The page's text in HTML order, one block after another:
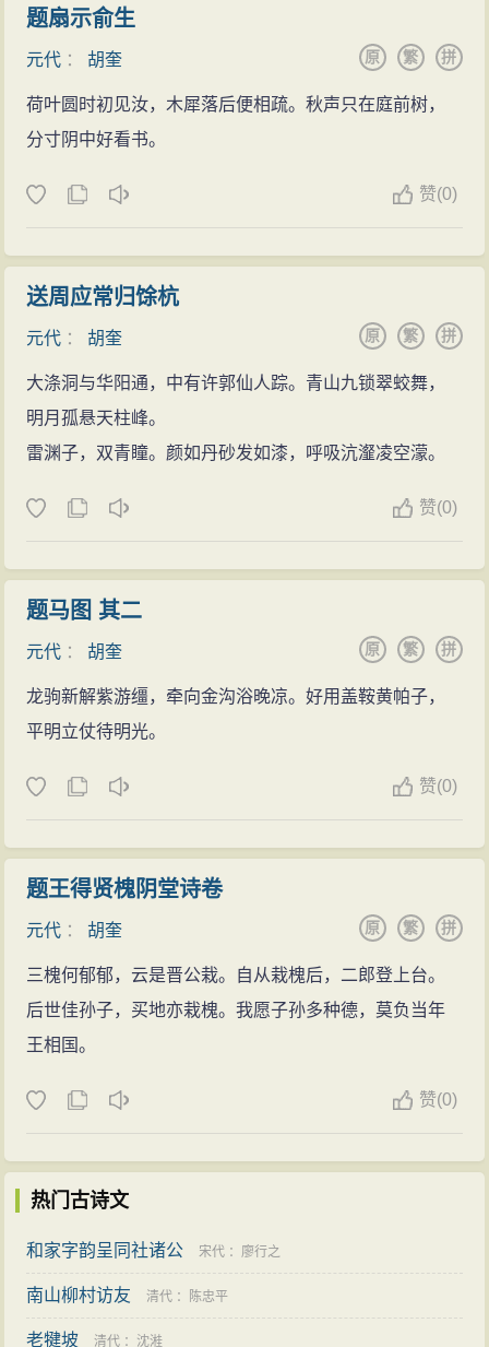
题扇示俞生
元代 ：胡奎 拼
繁
原
荷叶圆时初见汝，木犀落后便相疏。秋声只在庭前树，
分寸阴中好看书。
赞(0)
送周应常归馀杭
元代 ：胡奎 拼
繁
原
大涤洞与华阳通，中有许郭仙人踪。青山九锁翠蛟舞，
明月孤悬天柱峰。
雷渊子，双青瞳。颜如丹砂发如漆，呼吸沆瀣凌空濛。
赞(0)
题马图 其二
元代 ：胡奎 拼
繁
原
龙驹新解紫游缰，牵向金沟浴晚凉。好用盖鞍黄帕子，
平明立仗待明光。
赞(0)
题王得贤槐阴堂诗卷
元代 ：胡奎 拼
繁
原
三槐何郁郁，云是晋公栽。自从栽槐后，二郎登上台。
后世佳孙子，买地亦栽槐。我愿子孙多种德，莫负当年
王相国。
赞(0)
热门古诗文
和家字韵呈同社诸公 宋代 ： 廖行之
南山柳村访友 清代 ： 陈忠平
老犍坡 清代 ： 沈溎